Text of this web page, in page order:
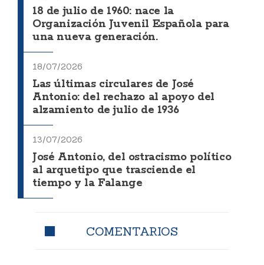
18 de julio de 1960: nace la
Organización Juvenil Española para
una nueva generación.
18/07/2026
Las últimas circulares de José
Antonio: del rechazo al apoyo del
alzamiento de julio de 1936
13/07/2026
José Antonio, del ostracismo político
al arquetipo que trasciende el
tiempo y la Falange
COMENTARIOS